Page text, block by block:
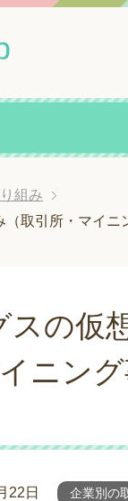
組み
取引所・マイニ
の仮
ニン
22日 企業別の